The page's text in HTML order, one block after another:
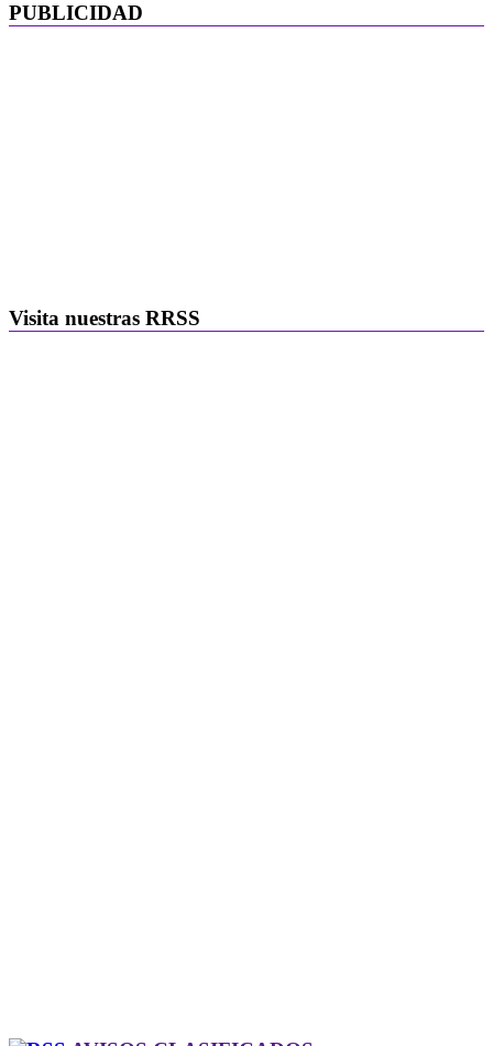
PUBLICIDAD
Visita nuestras RRSS